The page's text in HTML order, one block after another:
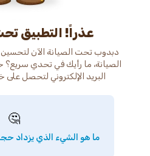
عذراً! التطبيق
دبدوب تحت الصيانة الآن
الصيانة، ما رأيك في تحدي سريع؟
البريد الإلكتروني لتحصل
🤔
ما هو الشيء الذي يزداد